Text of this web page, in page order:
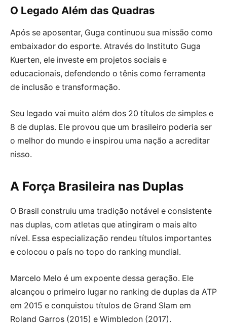
O Legado Além das Quadras
Após se aposentar, Guga continuou sua missão como
embaixador do esporte. Através do Instituto Guga
Kuerten, ele investe em projetos sociais e
educacionais, defendendo o tênis como ferramenta
de inclusão e transformação.
Seu legado vai muito além dos 20 títulos de simples e
8 de duplas. Ele provou que um brasileiro poderia ser
o melhor do mundo e inspirou uma nação a acreditar
nisso.
A Força Brasileira nas Duplas
O Brasil construiu uma tradição notável e consistente
nas duplas, com atletas que atingiram o mais alto
nível. Essa especialização rendeu títulos importantes
e colocou o país no topo do ranking mundial.
Marcelo Melo é um expoente dessa geração. Ele
alcançou o primeiro lugar no ranking de duplas da ATP
em 2015 e conquistou títulos de Grand Slam em
Roland Garros (2015) e Wimbledon (2017).